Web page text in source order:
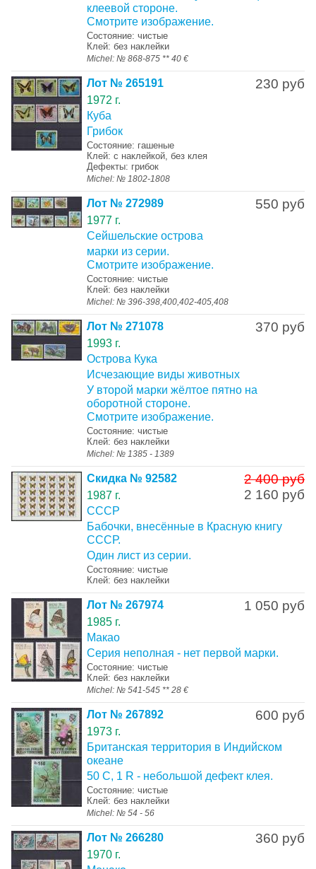
клеевой стороне.
Смотрите изображение.
Состояние: чистые
Клей: без наклейки
Michel: № 868-875 ** 40 €
230 руб
Лот № 265191
1972 г.
Куба
Грибок
Состояние: гашеные
Клей: с наклейкой, без клея
Дефекты: грибок
Michel: № 1802-1808
550 руб
Лот № 272989
1977 г.
Сейшельские острова
марки из серии.
Смотрите изображение.
Состояние: чистые
Клей: без наклейки
Michel: № 396-398,400,402-405,408
370 руб
Лот № 271078
1993 г.
Острова Кука
Исчезающие виды животных
У второй марки жёлтое пятно на
оборотной стороне.
Смотрите изображение.
Состояние: чистые
Клей: без наклейки
Michel: № 1385 - 1389
2 400 руб
2 160 руб
Скидка № 92582
1987 г.
СССР
Бабочки, внесённые в Красную книгу
СССР.
Один лист из серии.
Состояние: чистые
Клей: без наклейки
1 050 руб
Лот № 267974
1985 г.
Макао
Серия неполная - нет первой марки.
Состояние: чистые
Клей: без наклейки
Michel: № 541-545 ** 28 €
600 руб
Лот № 267892
1973 г.
Британская территория в Индийском
океане
50 C, 1 R - небольшой дефект клея.
Состояние: чистые
Клей: без наклейки
Michel: № 54 - 56
360 руб
Лот № 266280
1970 г.